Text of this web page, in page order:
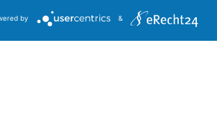
by &